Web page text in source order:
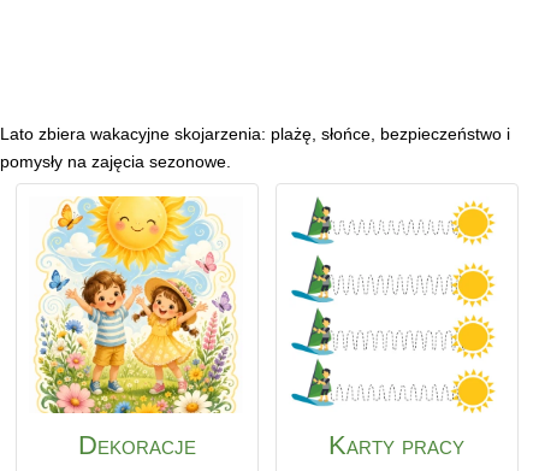
Lato zbiera wakacyjne skojarzenia: plażę, słońce, bezpieczeństwo i
pomysły na zajęcia sezonowe.
Karty pracy
Dekoracje